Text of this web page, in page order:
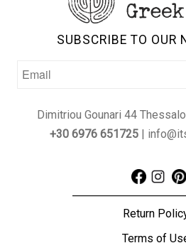
SUBSCRIBE TO OUR
Dimitriou Gounari 44
+30 6976 651725|
Return
Terms of